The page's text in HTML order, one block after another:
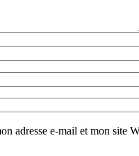
adresse e-mail et mon site